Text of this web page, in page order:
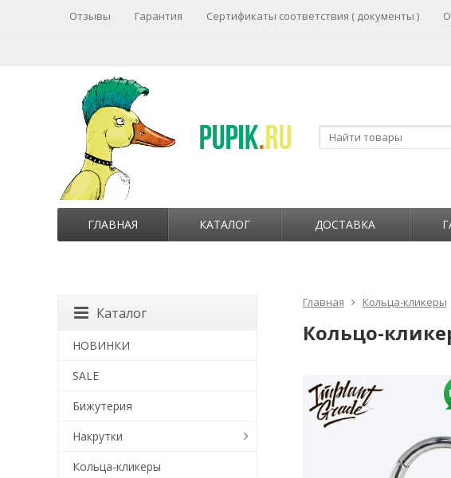
Отзывы Гарантия Сертификаты соответствия ( документы )
ГЛАВНАЯ КАТАЛОГ ДОСТАВКА
Главная Кольца-кликеры
Кольцо-
Каталог
НОВИНКИ
SALE
Бижутерия
Накрутки
Кольца-кликеры